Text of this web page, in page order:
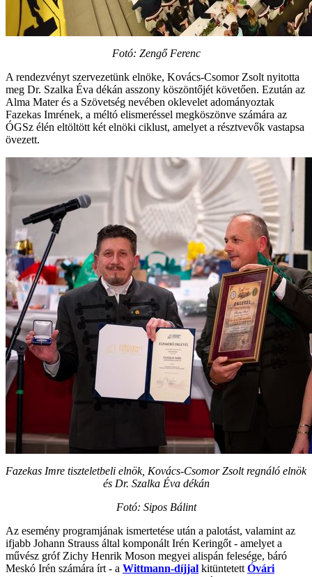
Fotó: Zengő Ferenc
A rendezvényt szervezetünk elnöke, Kovács-Csomor Zsolt nyitotta
meg Dr. Szalka Éva dékán asszony köszöntőjét követően. Ezután az
Alma Mater és a Szövetség nevében oklevelet adományoztak
Fazekas Imrének, a méltó elismeréssel megköszönve számára az
ÓGSz élén eltöltött két elnöki ciklust, amelyet a résztvevők vastapsa
övezett.
Fazekas Imre tiszteletbeli elnök, Kovács-Csomor Zsolt regnáló elnök
és Dr. Szalka Éva dékán
Fotó: Sipos Bálint
Az esemény programjának ismertetése után a palotást, valamint az
ifjabb Johann Strauss által komponált Irén Keringőt - amelyet a
művész gróf Zichy Henrik Moson megyei alispán felesége, báró
Meskó Irén számára írt - a Wittmann-díjjal kitüntetett Óvári